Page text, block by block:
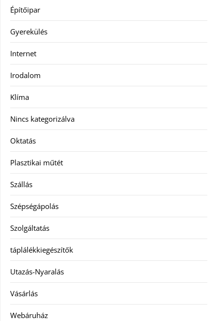
Építőipar
Gyerekülés
Internet
Irodalom
Klíma
Nincs kategorizálva
Oktatás
Plasztikai műtét
Szállás
Szépségápolás
Szolgáltatás
táplálékkiegészítők
Utazás-Nyaralás
Vásárlás
Webáruház